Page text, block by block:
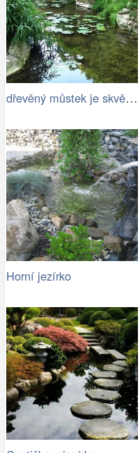
dřevěný můstek je skvělým doplňkem…
Horní jezírko